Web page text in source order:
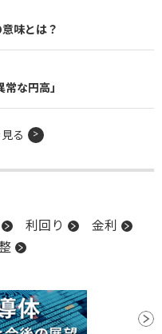
味とは？
な円高」
る
利回り
金利